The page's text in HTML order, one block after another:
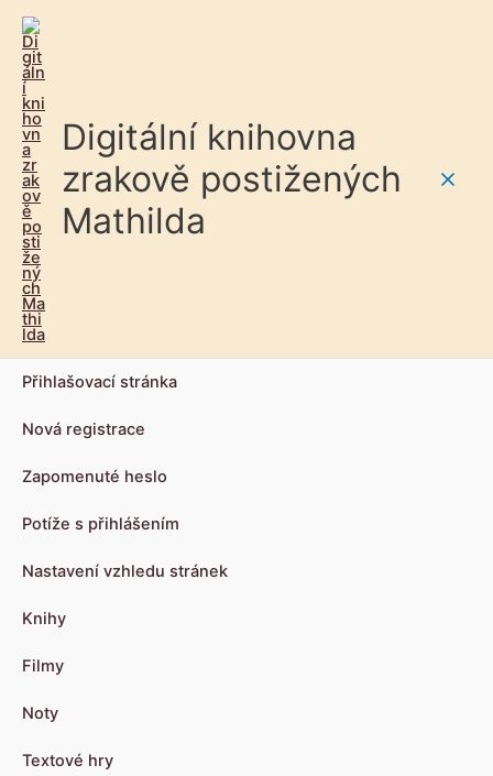
Digitální knihovna
zrakově postižených
Mathilda
Přihlašovací stránka
Nová registrace
Zapomenuté heslo
Potíže s přihlášením
Nastavení vzhledu stránek
Knihy
Filmy
Noty
Textové hry